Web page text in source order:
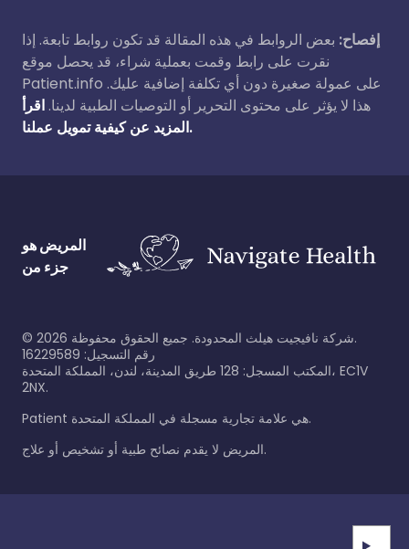
إفصاح: بعض الروابط في هذه المقالة قد تكون روابط تابعة. إذا
نقرت على رابط وقمت بعملية شراء، قد يحصل موقع
Patient.info على عمولة صغيرة دون أي تكلفة إضافية عليك.
هذا لا يؤثر على محتوى التحرير أو التوصيات الطبية لدينا. اقرأ
المزيد عن كيفية تمويل عملنا.
المريض هو
جزء من
© 2026
شركة نافيجيت هيلث المحدودة. جميع الحقوق محفوظة.
رقم التسجيل: 16229589
المكتب المسجل: 128 طريق المدينة، لندن، المملكة المتحدة، EC1V
2NX.
Patient هي علامة تجارية مسجلة في المملكة المتحدة.
المريض لا يقدم نصائح طبية أو تشخيص أو علاج.